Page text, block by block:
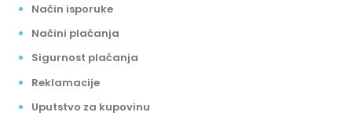
Način isporuke
Načini plaćanja
Sigurnost plaćanja
Reklamacije
Uputstvo za kupovinu